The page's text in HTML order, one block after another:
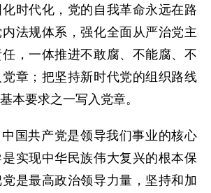
时代化，党的自我革命永远在路
法规体系，强化全面从严治党主
，一体推进不敢腐、不能腐、不
章；把坚持新时代党的组织路线
本要求之一写入党章。
国共产党是领导我们事业的核心
实现中华民族伟大复兴的根本保
是最高政治领导力量，坚持和加